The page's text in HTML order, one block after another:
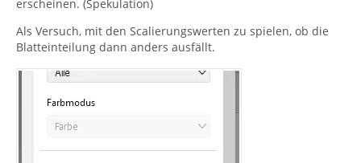
erscheinen. (Spekulation)
Als Versuch, mit den Scalierungswerten zu spielen, ob die
Blatteinteilung dann anders ausfällt.